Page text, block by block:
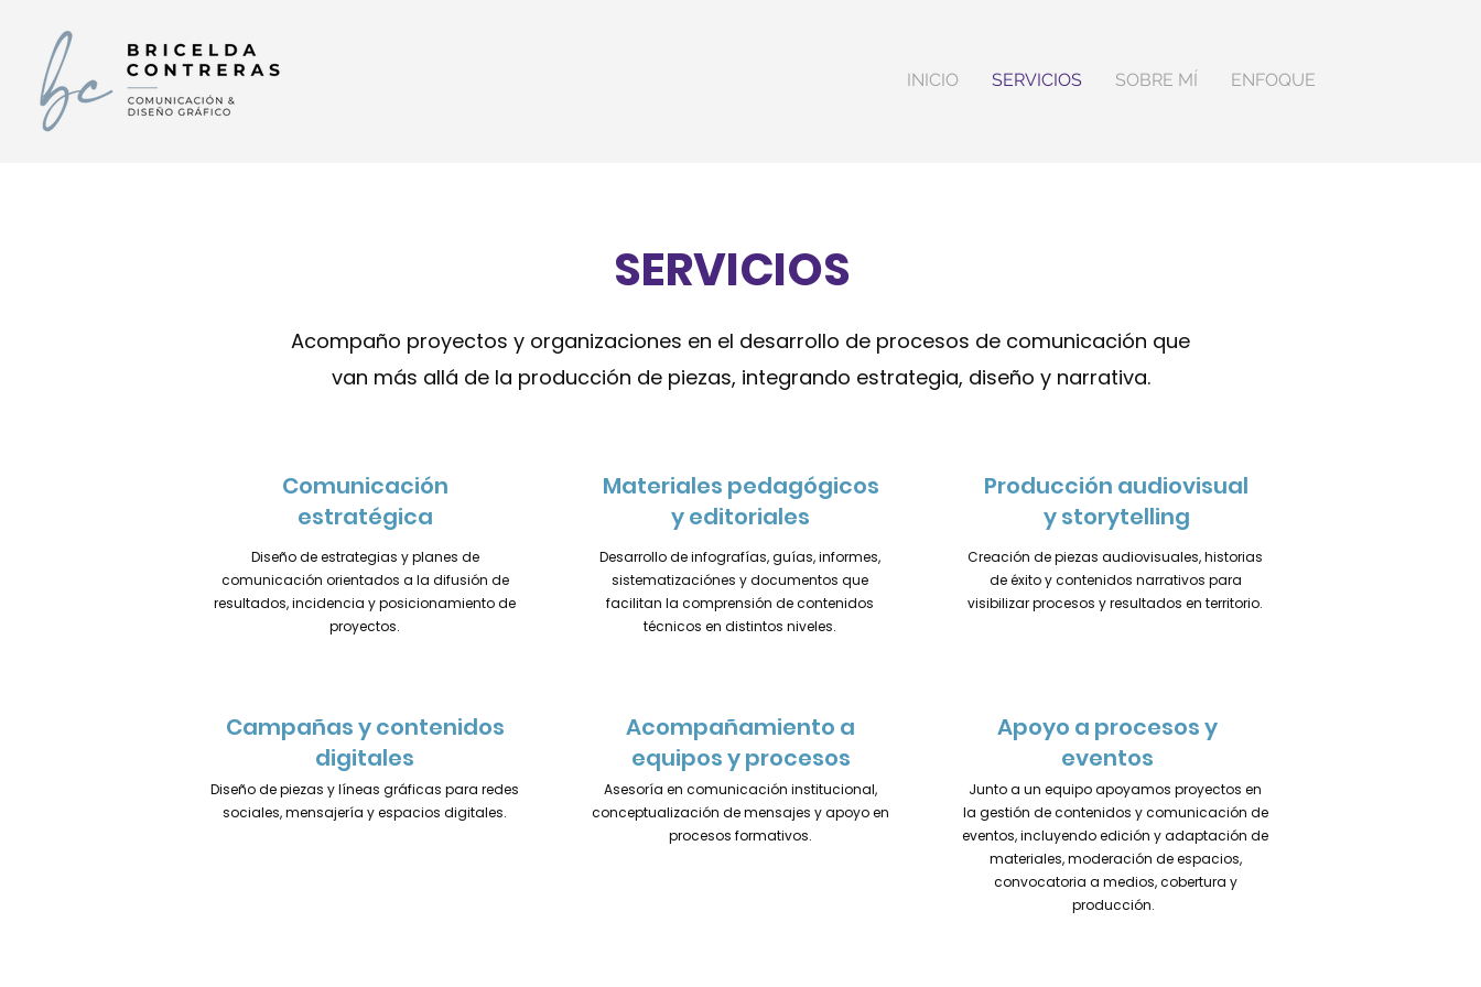
INICIO SERVICIOS SOBRE MÍ ENFOQUE
SERVICIOS
Acompaño proyectos y organizaciones en el desarrollo de procesos de comunicación que
van más allá de la producción de piezas, integrando estrategia, diseño y narrativa.
Comunicación
estratégica
Diseño de estrategias y planes de
comunicación orientados a la difusión de
resultados, incidencia y posicionamiento de
proyectos.
Materiales pedagógicos
y editoriales
Desarrollo de infografías, guías, informes,
sistematizaciónes y documentos que
facilitan la comprensión de contenidos
técnicos en distintos niveles.
Producción audiovisual
y storytelling
Creación de piezas audiovisuales, historias
de éxito y contenidos narrativos para
visibilizar procesos y resultados en territorio.
Campañas y contenidos
digitales
Diseño de piezas y líneas gráficas para redes
sociales, mensajería y espacios digitales.
Acompañamiento a
equipos y procesos
Asesoría en comunicación institucional,
conceptualización de mensajes y apoyo en
procesos formativos.
Apoyo a procesos y
eventos
Junto a un equipo apoyamos proyectos en
la gestión de contenidos y comunicación de
eventos, incluyendo edición y adaptación de
materiales, moderación de espacios,
convocatoria a medios, cobertura y
producción.